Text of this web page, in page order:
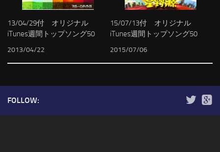
13/04/29付 オリジナル
iTunes週間トップソング50
2013/04/22
15/07/13付 オリジナル
iTunes週間トップソング50
2015/07/06
FOLLOW: